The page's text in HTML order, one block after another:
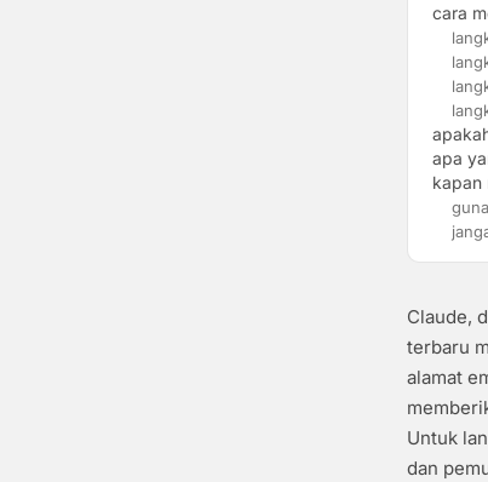
cara
apa
kapan
Claude,
terbaru
alamat
Untuk
dan